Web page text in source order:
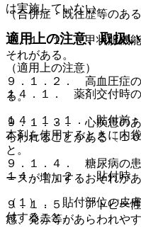
は実施していない。
適用上の注意、取扱
（適用上の注意）
１４．１． 薬剤交付時
１４．１．１． 貼付前
本剤を使用するときに内
と。
１４．１．２． 貼付時
（１）． 貼付部位の皮
付すること。
（合併症・既往歴等のある
９．１．１． 甲状腺機
それがある。
９．１．２． 高血圧症
る。
９．１．３． 心疾患の
らわれることがある〔１
９．１．４． 糖尿病の
ースが増加するおそれがあ
９．１．５． アトピー
感、発赤等があらわれやす